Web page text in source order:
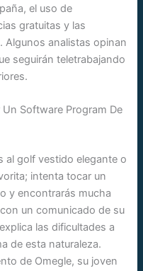
el uso de
gratuitas y las
Algunos analistas opinan
seguirán teletrabajando
Software Program De
al golf vestido elegante o
intenta tocar un
y encontrarás mucha
un comunicado de su
las dificultades a
de esta naturaleza.
de Omegle, su joven